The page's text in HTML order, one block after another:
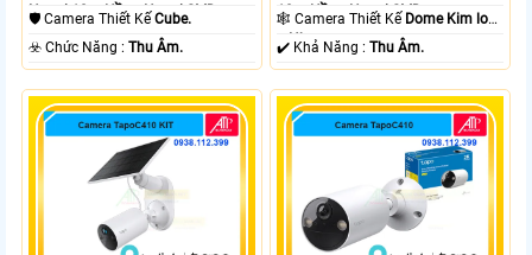
Ngoại 10m Hồng Ngoại SMD.
🛡 Camera Thiết KếCube.
️☣️ Chức Năng :Thu Âm.
10m Hồng Ngoại SMD.
🕸️ Camera Thiết Kế Dome Kim loại
+ Nhựa.
️✔️ Khả Năng :Thu Âm.